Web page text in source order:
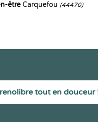
être Carquefou (44470)
tout en douceur